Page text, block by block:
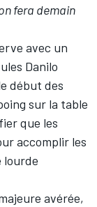
fera demain
avec un
Danilo
début des
sur la table
que les
accomplir les
lourde
avérée,